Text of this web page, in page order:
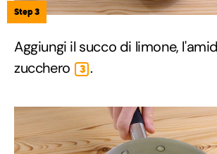
Step 3
Aggiungi il succo di limone,
zucchero
3 .